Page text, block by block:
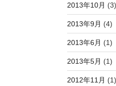
2013年10月 (3)
2013年9月 (4)
2013年6月 (1)
2013年5月 (1)
2012年11月 (1)